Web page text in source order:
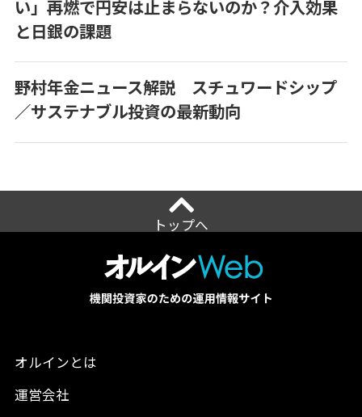
い」再燃で円安は止まらないのか？介入効果
と日銀の課題
野村年金ニュース解説 スチュワードシップ
／サステナブル投資の最新動向
トップへ
オルインとは
運営会社